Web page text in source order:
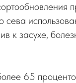
к засухе,
65